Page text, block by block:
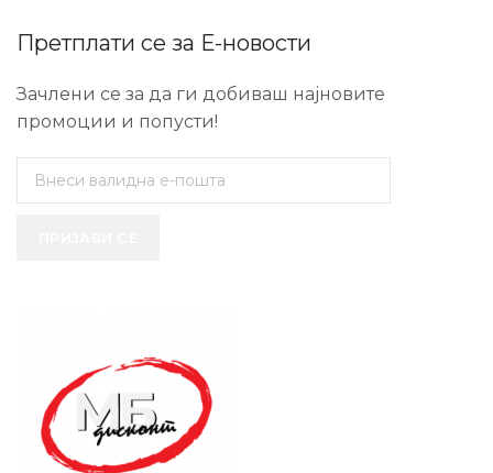
Претплати се за Е-новости
Зачлени се за да ги добиваш најновите
промоции и попусти!